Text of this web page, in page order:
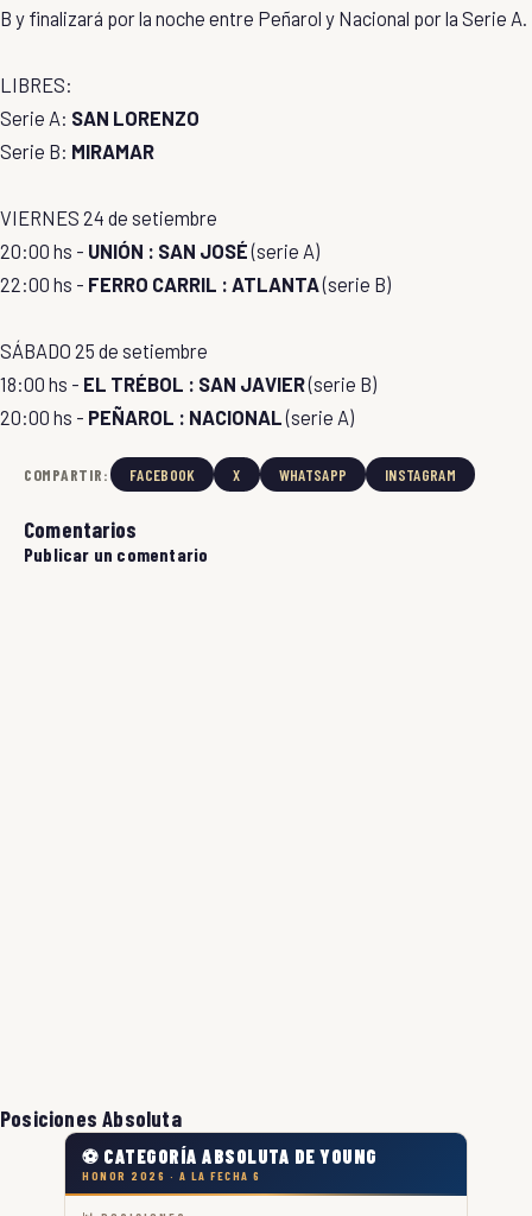
B y finalizará por la noche entre Peñarol y Nacional por la Serie A.
LIBRES:
Serie A: SAN LORENZO
Serie B: MIRAMAR
VIERNES 24 de setiembre
20:00 hs - UNIÓN : SAN JOSÉ(serie A)
22:00 hs - FERRO CARRIL : ATLANTA(serie B)
SÁBADO 25 de setiembre
18:00 hs - EL TRÉBOL : SAN JAVIER(serie B)
20:00 hs - PEÑAROL : NACIONAL (serie A)
COMPARTIR: FACEBOOK X WHATSAPP INSTAGRAM
Comentarios
Publicar un comentario
Posiciones Absoluta
⚽ CATEGORÍA ABSOLUTA DE YOUNG
HONOR 2026 · A LA FECHA 6